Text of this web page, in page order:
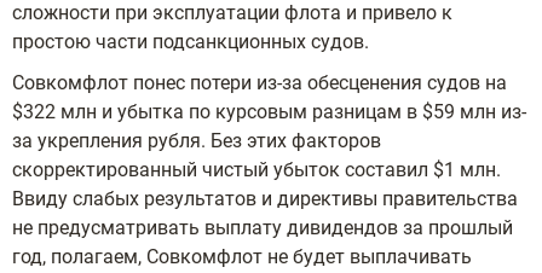
сложности при эксплуатации флота и привело к
простою части подсанкционных судов.
Совкомфлот понес потери из-за обесценения судов на
$322 млн и убытка по курсовым разницам в $59 млн из-
за укрепления рубля. Без этих факторов
скорректированный чистый убыток составил $1 млн.
Ввиду слабых результатов и директивы правительства
не предусматривать выплату дивидендов за прошлый
год, полагаем, Совкомфлот не будет выплачивать